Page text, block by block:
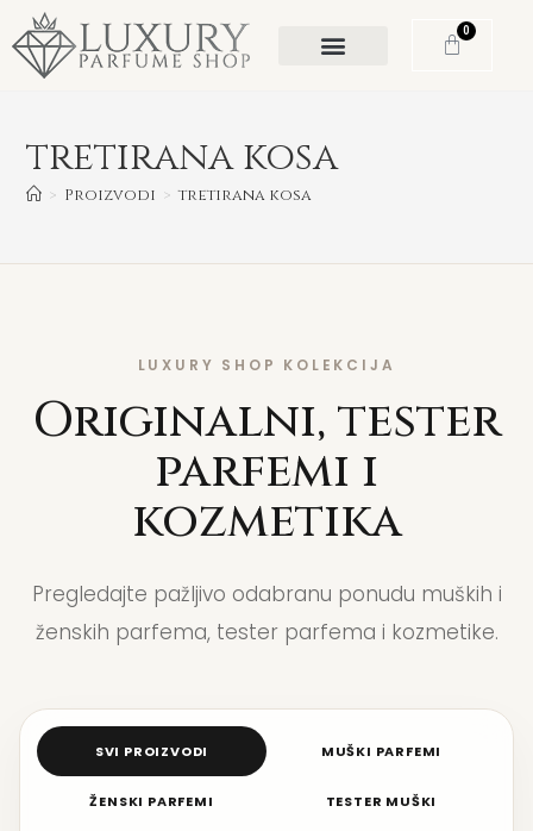
0
tretirana kosa
> Proizvodi > tretirana kosa
LUXURY SHOP KOLEKCIJA
Originalni, tester
parfemi i
kozmetika
Pregledajte pažljivo odabranu ponudu muških i
ženskih parfema, tester parfema i kozmetike.
SVI PROIZVODI MUŠKI PARFEMI
ŽENSKI PARFEMI TESTER MUŠKI